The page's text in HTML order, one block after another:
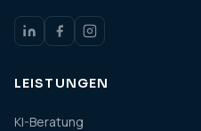
LEISTUNGEN
KI-Beratung